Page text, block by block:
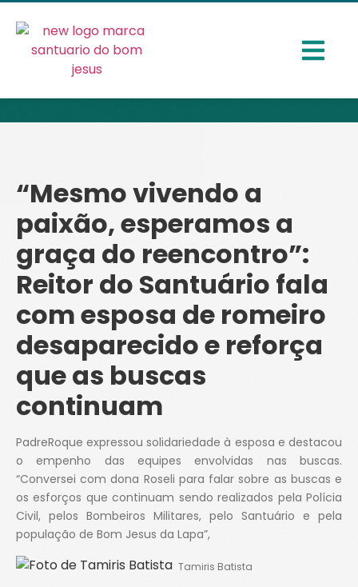
“Mesmo vivendo a
paixão, esperamos a
graça do reencontro”:
Reitor do Santuário fala
com esposa de romeiro
desaparecido e reforça
que as buscas
continuam
PadreRoque expressou solidariedade à esposa e destacou
o empenho das equipes envolvidas nas buscas.
“Conversei com dona Roseli para falar sobre as buscas e
os esforços que continuam sendo realizados pela Polícia
Civil, pelos Bombeiros Militares, pelo Santuário e pela
população de Bom Jesus da Lapa”,
Tamiris Batista